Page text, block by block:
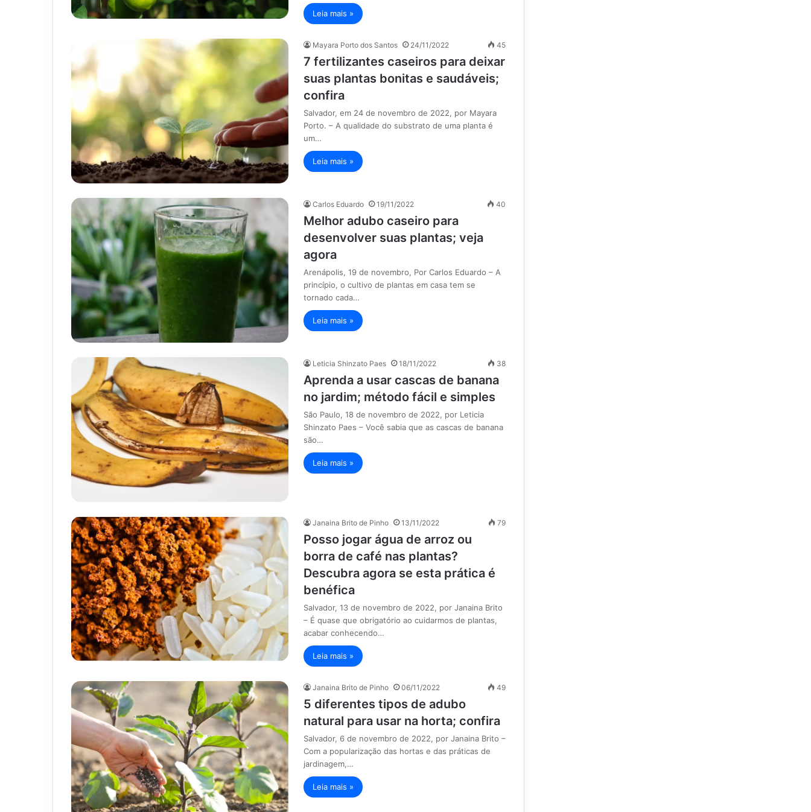
Leia mais »
Mayara Porto dos Santos 24/11/2022 45
7 fertilizantes caseiros para deixar
suas plantas bonitas e saudáveis;
confira
Salvador, em 24 de novembro de 2022, por Mayara
Porto. – A qualidade do substrato de uma planta é
um…
Leia mais »
Carlos Eduardo 19/11/2022 40
Melhor adubo caseiro para
desenvolver suas plantas; veja
agora
Arenápolis, 19 de novembro, Por Carlos Eduardo – A
princípio, o cultivo de plantas em casa tem se
tornado cada…
Leia mais »
Leticia Shinzato Paes 18/11/2022 38
Aprenda a usar cascas de banana
no jardim; método fácil e simples
São Paulo, 18 de novembro de 2022, por Leticia
Shinzato Paes – Você sabia que as cascas de banana
são…
Leia mais »
Janaina Brito de Pinho 13/11/2022 79
Posso jogar água de arroz ou
borra de café nas plantas?
Descubra agora se esta prática é
benéfica
Salvador, 13 de novembro de 2022, por Janaina Brito
– É quase que obrigatório ao cuidarmos de plantas,
acabar conhecendo…
Leia mais »
Janaina Brito de Pinho 06/11/2022 49
5 diferentes tipos de adubo
natural para usar na horta; confira
Salvador, 6 de novembro de 2022, por Janaina Brito –
Com a popularização das hortas e das práticas de
jardinagem,…
Leia mais »